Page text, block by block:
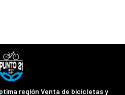
región Venta de bicicletas y